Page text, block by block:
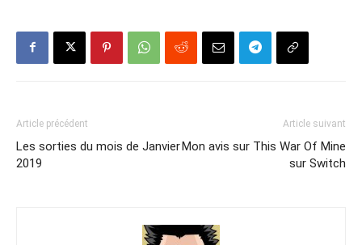
Article précédent
Les sorties du mois de Janvier
2019
Article suivant
Mon avis sur This War Of Mine
sur Switch